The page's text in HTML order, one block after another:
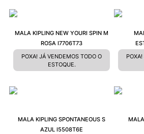
MALA KIPLING NEW YOURI SPIN M
ROSA I7706T73
POXA! JÁ VENDEMOS TODO O
ESTOQUE.
MALA KIPLING SPONTANEOUS S
AZUL I5508T6E